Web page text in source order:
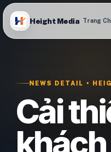
Height Media Trang
NEWS DETAIL •
Cải